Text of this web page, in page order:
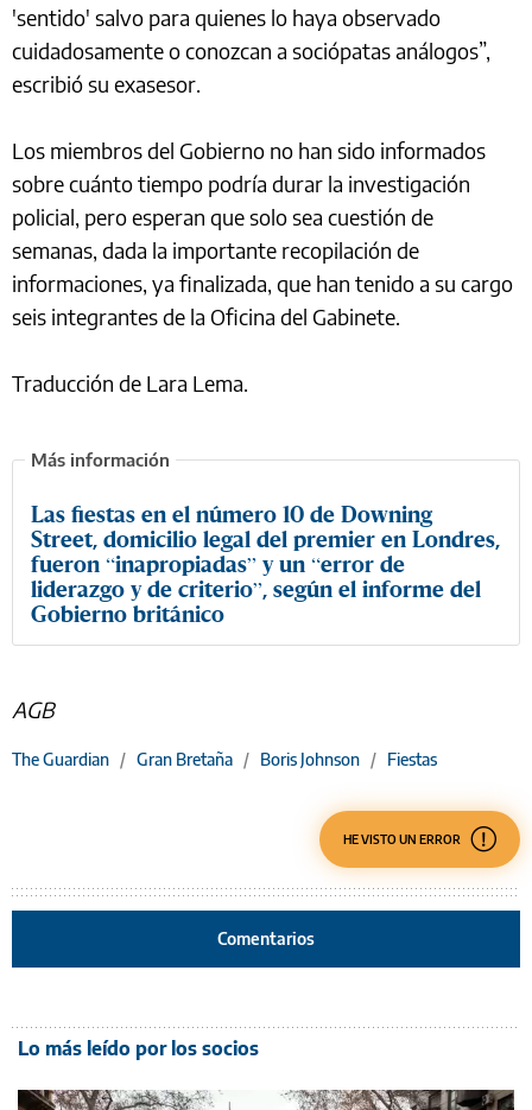
'sentido' salvo para quienes lo haya observado
cuidadosamente o conozcan a sociópatas análogos”,
escribió su exasesor.
Los miembros del Gobierno no han sido informados
sobre cuánto tiempo podría durar la investigación
policial, pero esperan que solo sea cuestión de
semanas, dada la importante recopilación de
informaciones, ya finalizada, que han tenido a su cargo
seis integrantes de la Oficina del Gabinete.
Traducción de Lara Lema.
Las fiestas en el número 10 de Downing
Street, domicilio legal del premier en Londres,
fueron “inapropiadas” y un “error de
liderazgo y de criterio”, según el informe del
Gobierno británico
AGB
The Guardian / Gran Bretaña / Boris Johnson / Fiestas
HE VISTO UN ERROR
Comentarios
Lo más leído por los socios